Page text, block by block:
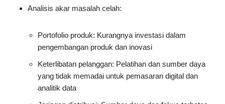
Analisis akar masalah celah:
Portofolio produk: Kurangnya investasi dalam
pengembangan produk dan inovasi
Keterlibatan pelanggan: Pelatihan dan sumber daya
yang tidak memadai untuk pemasaran digital dan
analitik data